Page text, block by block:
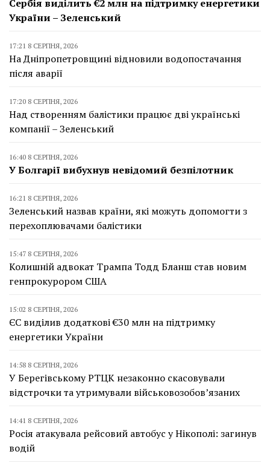
Сербія виділить €2 млн на підтримку енергетики
України – Зеленський
17:21 8 СЕРПНЯ, 2026
На Дніпропетровщині відновили водопостачання
після аварії
17:20 8 СЕРПНЯ, 2026
Над створенням балістики працює дві українські
компанії – Зеленський
16:40 8 СЕРПНЯ, 2026
У Болгарії вибухнув невідомий безпілотник
16:21 8 СЕРПНЯ, 2026
Зеленський назвав країни, які можуть допомогти з
перехоплювачами балістики
15:47 8 СЕРПНЯ, 2026
Колишній адвокат Трампа Тодд Бланш став новим
генпрокурором США
15:02 8 СЕРПНЯ, 2026
ЄС виділив додаткові €30 млн на підтримку
енергетики України
14:58 8 СЕРПНЯ, 2026
У Берегівському РТЦК незаконно скасовували
відстрочки та утримували військовозобов’язаних
14:41 8 СЕРПНЯ, 2026
Росія атакувала рейсовий автобус у Нікополі: загинув
водій